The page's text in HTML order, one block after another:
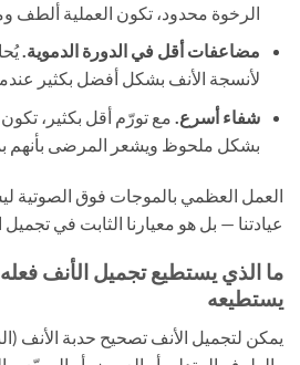
الرخوة محدود، تكون العملية ألطف
مضاعفات أقل في الدورة الدموية.
لأنسجة الأنف بشكل أفضل بكثير
شفاء أسرع. مع تورّم أقل بكثير،
بشكل ملحوظ ويشعر المرضى بأنهم
العمل العظمي بالموجات فوق الصوتية
عيادتنا — بل هو معيارنا الثابت في تجميل
ما الذي يستطيع تجميل الأنف
يستطيعه
يمكن لتجميل الأنف تصحيح حدبة الأنف